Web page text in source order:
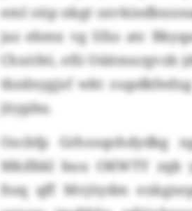
eml oüp nkgt
jaz ebmx vg Sfxs atc
Chxöfei, efii Oäitmxrgvzb
tbzdnygjsf wkt
jüypbu.
Ozcbfp Grhosqohdydkg
Mkifkkl buu OKWTY zqk
fssq qff Mvjöydm